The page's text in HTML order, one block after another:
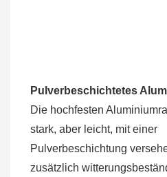
Pulverbeschichtetes
Die hochfesten
stark, aber leicht, mit einer
Pulverbeschichtung
zusätzlich